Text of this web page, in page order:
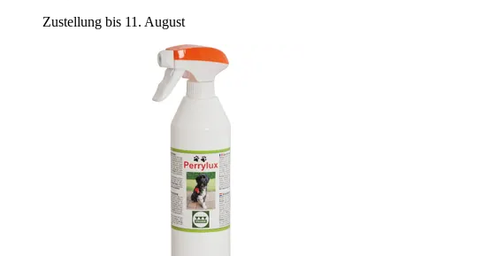
Zustellung bis 11. August